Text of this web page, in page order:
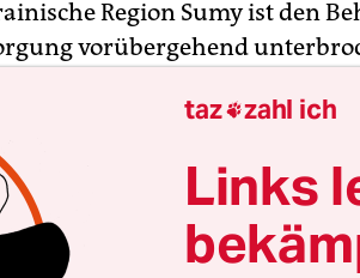
Region Sumy ist den
vorübergehend
teilt die
mit. Zwölf von 13
Luftabwehr in der
taz zahl ich
Links